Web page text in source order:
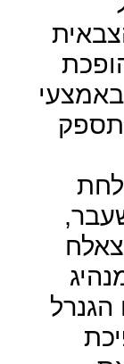
הגנרל